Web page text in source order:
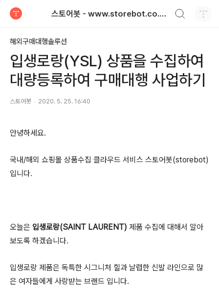
스토어봇 - www.storebot.co.kr / 해외쇼핑몰 상품수집및매일재고 연동 서비스
해외구매대행솔루션
입생로랑(YSL) 상품을 수집하여
대량등록하여 구매대행 사업하기
스토어봇 2020. 5. 25. 16:40
안녕하세요.
국내/해외 쇼핑몰 상품수집 클라우드 서비스 스토어봇(storebot)
입니다.
오늘은 입생로랑(SAINT LAURENT) 제품 수집에 대해서 알아
보도록 하겠습니다.
입생로랑 제품은 독특한 시그니처 힐과 날렵한 신발 라인으로 많
은 여자들에게 사랑받는 브랜드 입니다.